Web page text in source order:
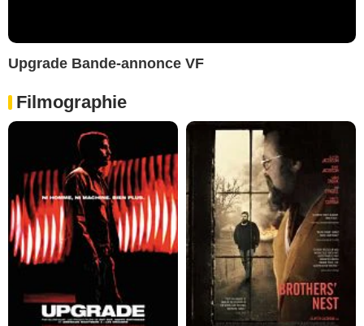
Upgrade Bande-annonce VF
Filmographie